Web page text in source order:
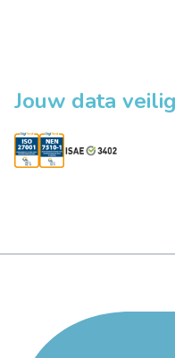
Jouw data